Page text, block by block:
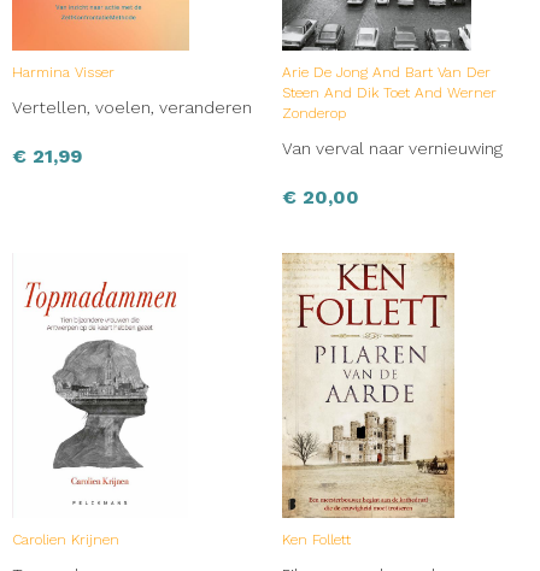
Harmina Visser
Vertellen, voelen, veranderen
€ 21,99
Arie De Jong And Bart Van Der
Steen And Dik Toet And Werner
Zonderop
Van verval naar vernieuwing
€ 20,00
Carolien Krijnen Ken Follett